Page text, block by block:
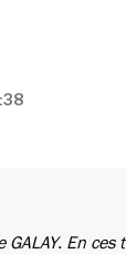
GALAY. En